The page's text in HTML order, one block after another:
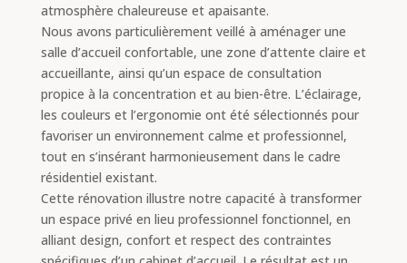
atmosphère chaleureuse et apaisante.
Nous avons particulièrement veillé à aménager une
salle d’accueil confortable, une zone d’attente claire et
accueillante, ainsi qu’un espace de consultation
propice à la concentration et au bien-être. L’éclairage,
les couleurs et l’ergonomie ont été sélectionnés pour
favoriser un environnement calme et professionnel,
tout en s’insérant harmonieusement dans le cadre
résidentiel existant.
Cette rénovation illustre notre capacité à transformer
un espace privé en lieu professionnel fonctionnel, en
alliant design, confort et respect des contraintes